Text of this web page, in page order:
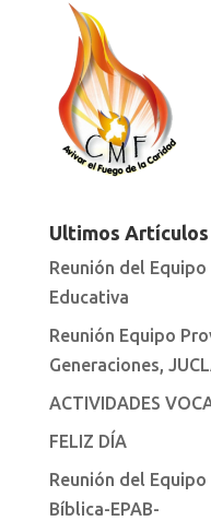
Ultimos Artículos
Reunión del
Educativa
Reunión Equipo
Generaciones,
ACTIVIDADES
FELIZ DÍA
Reunión del
Bíblica-EPAB-